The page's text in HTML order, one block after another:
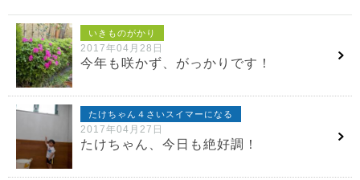
いきものがかり
2017年04月28日
今年も咲かず、がっかりです！
たけちゃん４さいスイマーになる
2017年04月27日
たけちゃん、今日も絶好調！